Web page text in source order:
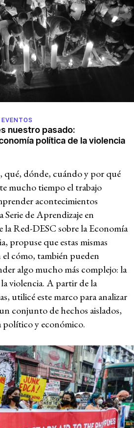
nuestro pasado:
política de la violencia
dónde, cuándo y por qué
mucho tiempo el trabajo
acontecimientos
de Aprendizaje en
Red-DESC sobre la Economía
propuse que estas mismas
cómo, también pueden
algo mucho más complejo: la
violencia. A partir de la
utilicé este marco para analizar
conjunto de hechos aislados,
político y económico.